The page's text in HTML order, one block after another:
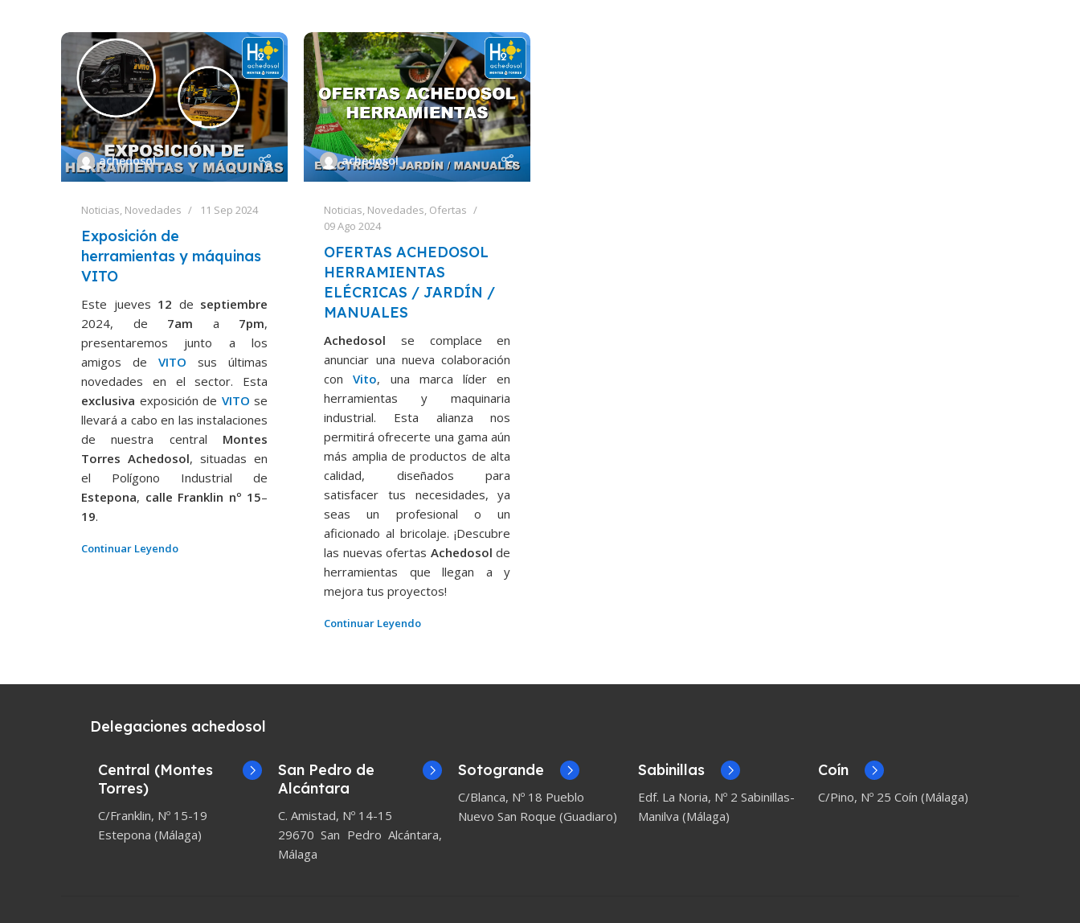
achedosol
Noticias, Novedades 11 Sep 2024
Exposición de
herramientas y máquinas
VITO
Este jueves 12 de septiembre
2024, de 7am a 7pm,
presentaremos junto a los
amigos deVITOsus últimas
novedades en el sector. Esta
exclusiva exposición de VITOse
llevará a cabo en las instalaciones
de nuestra central Montes
Torres Achedosol, situadas en
el Polígono Industrial de
Estepona, calle Franklin nº 15–
19.
Continuar Leyendo
achedosol
Noticias, Novedades, Ofertas
09 Ago 2024
OFERTAS ACHEDOSOL
HERRAMIENTAS
ELÉCRICAS / JARDÍN /
MANUALES
Achedosol se complace en
anunciar una nueva colaboración
conVito, una marca líder en
herramientas y maquinaria
industrial. Esta alianza nos
permitirá ofrecerte una gama aún
más amplia de productos de alta
calidad, diseñados para
satisfacer tus necesidades, ya
seas un profesional o un
aficionado al bricolaje. ¡Descubre
las nuevas ofertas Achedosolde
herramientas que llegan a y
mejora tus proyectos!
Continuar Leyendo
Delegaciones achedosol
Central (Montes
Torres)
C/Franklin, Nº 15-19
Estepona (Málaga)
San Pedro de
Alcántara
C. Amistad, Nº 14-15
29670 San Pedro Alcántara,
Málaga
Sotogrande
C/Blanca, Nº 18 Pueblo
Nuevo San Roque (Guadiaro)
Sabinillas
Edf. La Noria, Nº 2 Sabinillas-
Manilva (Málaga)
Coín
C/Pino, Nº 25 Coín (Málaga)